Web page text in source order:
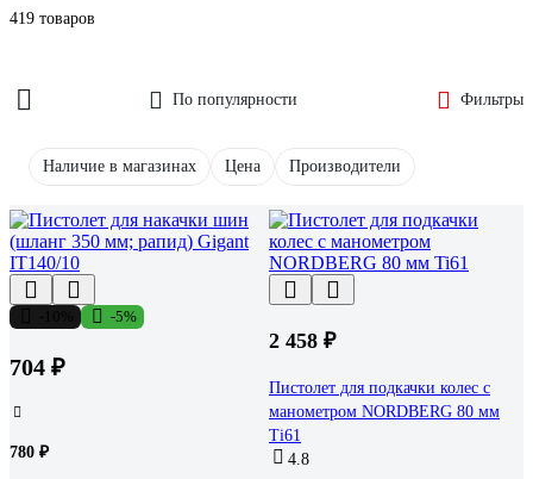
419 товаров
По популярности Фильтры
Наличие в магазинах Цена Производители
-5%
704 ₽
780 ₽
2 458 ₽
Пистолет для подкачки колес с
манометром NORDBERG 80 мм
Ti61
4.8